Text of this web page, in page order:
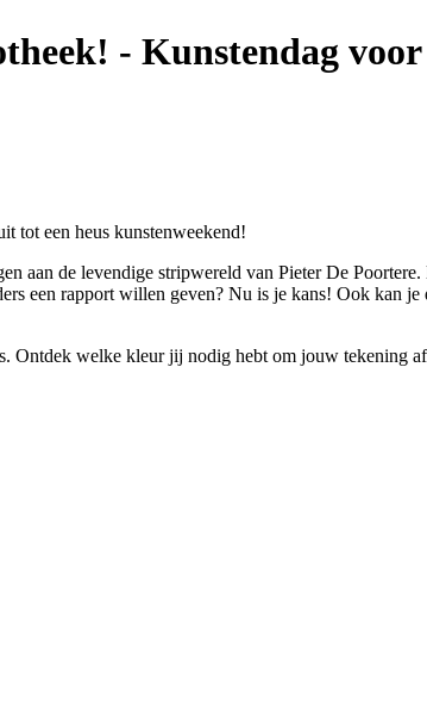
- Kunstendag
tot een heus kunstenweekend!
aan de levendige stripwereld van Pieter De
een rapport willen geven? Nu is je kans! Ook kan
Ontdek welke kleur jij nodig hebt om jouw tekening